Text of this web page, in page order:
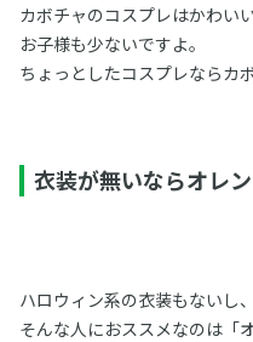
カボチャのコスプレはかわい
お子様も少ないですよ。
ちょっとしたコスプレならカ
衣装が無いならオレ
ハロウィン系の衣装もないし
そんな人におススメなのは「